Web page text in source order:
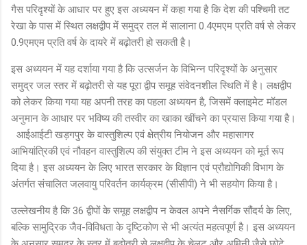
गैस परिदृश्यों के आधार पर हुए इस अध्ययन में कहा गया है कि देश की पश्चिमी तट
रेखा के पास में स्थित लक्षद्वीप में समुद्र तल में सालाना 0.4एमएम प्रति वर्ष से लेकर
0.9एमएम प्रति वर्ष के दायरे में बढ़ोतरी हो सकती है।
इस अध्ययन में यह दर्शाया गया है कि उत्सर्जन के विभिन्न परिदृश्यों के अनुसार
समुद्र जल स्तर में बढ़ोतरी से यह पूरा द्वीप समूह संवेदनशील स्थिति में है। लक्षद्वीप
को लेकर किया गया यह अपनी तरह का पहला अध्ययन है, जिसमें क्लाइमेट मॉडल
अनुमान के आधार पर भविष्य की तस्वीर का खाका खींचने का प्रयास किया गया है।
आईआईटी खड़गपुर के वास्तुशिल्प एवं क्षेत्रीय नियोजन और महासागर
आभियांत्रिकी एवं नौवहन वास्तुशिल्प की संयुक्त टीम ने इस अध्ययन को मूर्त रूप
दिया है। इस अध्ययन के लिए भारत सरकार के विज्ञान एवं प्रौद्योगिकी विभाग के
अंतर्गत संचालित जलवायु परिवर्तन कार्यक्रम (सीसीपी) ने भी सहयोग किया है।
उल्लेखनीय है कि 36 द्वीपों के समूह लक्षद्वीप न केवल अपने नैसर्गिक सौंदर्य के लिए,
बल्कि सामुद्रिक जैव-विविधता के दृष्टिकोण से भी अत्यंत महत्वपूर्ण है। इस अध्ययन